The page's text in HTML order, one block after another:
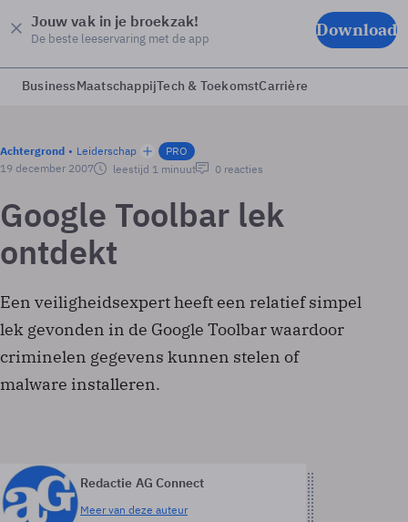
Jouw vak in je broekzak!
De beste leeservaring met de app Download
BusinessMaatschappijTech & ToekomstCarrière
Achtergrond Leiderschap
PRO
19 december 2007
leestijd 1 minuut 0 reacties
Google Toolbar lek
ontdekt
Een veiligheidsexpert heeft een relatief simpel
lek gevonden in de Google Toolbar waardoor
criminelen gegevens kunnen stelen of
malware installeren.
Redactie AG Connect
Meer van deze auteur